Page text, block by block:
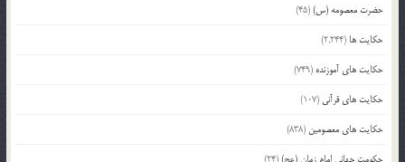
حضرت معصومه (س)(45)
حکایت ها (2,244)
حکایت های آموزنده (749)
حکایت های قرآنی (107)
حکایت های معصومین (838)